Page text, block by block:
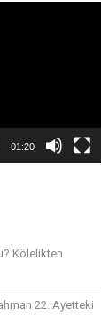
01:20
Kölelikten
22. Ayetteki